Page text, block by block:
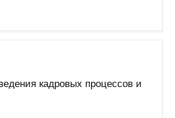
кадровых процессов и